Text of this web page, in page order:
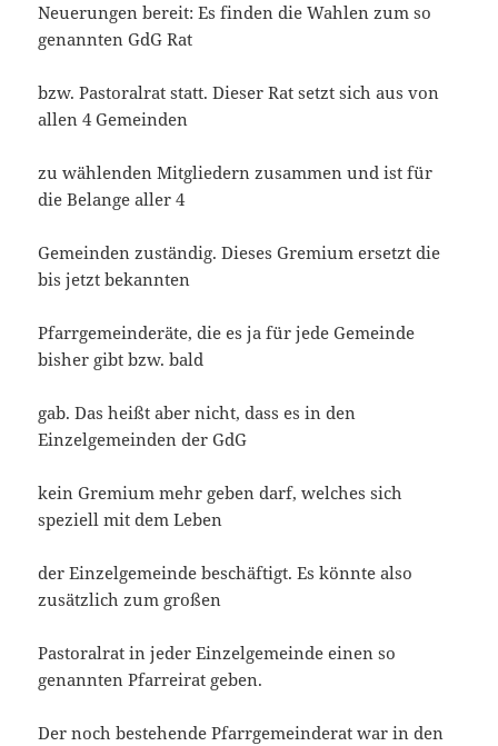
Neuerungen bereit: Es finden die Wahlen zum so
genannten GdG Rat
bzw. Pastoralrat statt. Dieser Rat setzt sich aus von
allen 4 Gemeinden
zu wählenden Mitgliedern zusammen und ist für
die Belange aller 4
Gemeinden zuständig. Dieses Gremium ersetzt die
bis jetzt bekannten
Pfarrgemeinderäte, die es ja für jede Gemeinde
bisher gibt bzw. bald
gab. Das heißt aber nicht, dass es in den
Einzelgemeinden der GdG
kein Gremium mehr geben darf, welches sich
speziell mit dem Leben
der Einzelgemeinde beschäftigt. Es könnte also
zusätzlich zum großen
Pastoralrat in jeder Einzelgemeinde einen so
genannten Pfarreirat geben.
Der noch bestehende Pfarrgemeinderat war in den